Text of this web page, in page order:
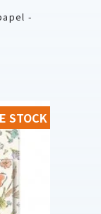
-
STOCK